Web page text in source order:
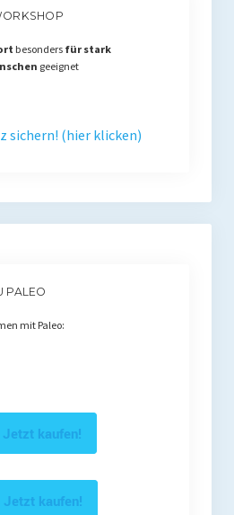
besonders für stark
geeignet
sichern! (hier klicken)
PALEO
mit Paleo:
kaufen!
Jetzt kaufen!